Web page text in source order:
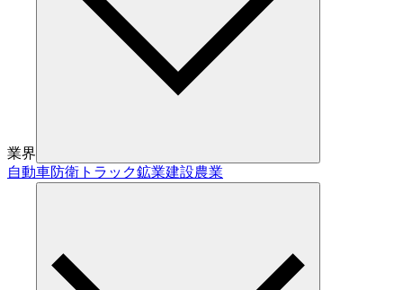
業界
自動車防衛 トラック鉱業建設農業